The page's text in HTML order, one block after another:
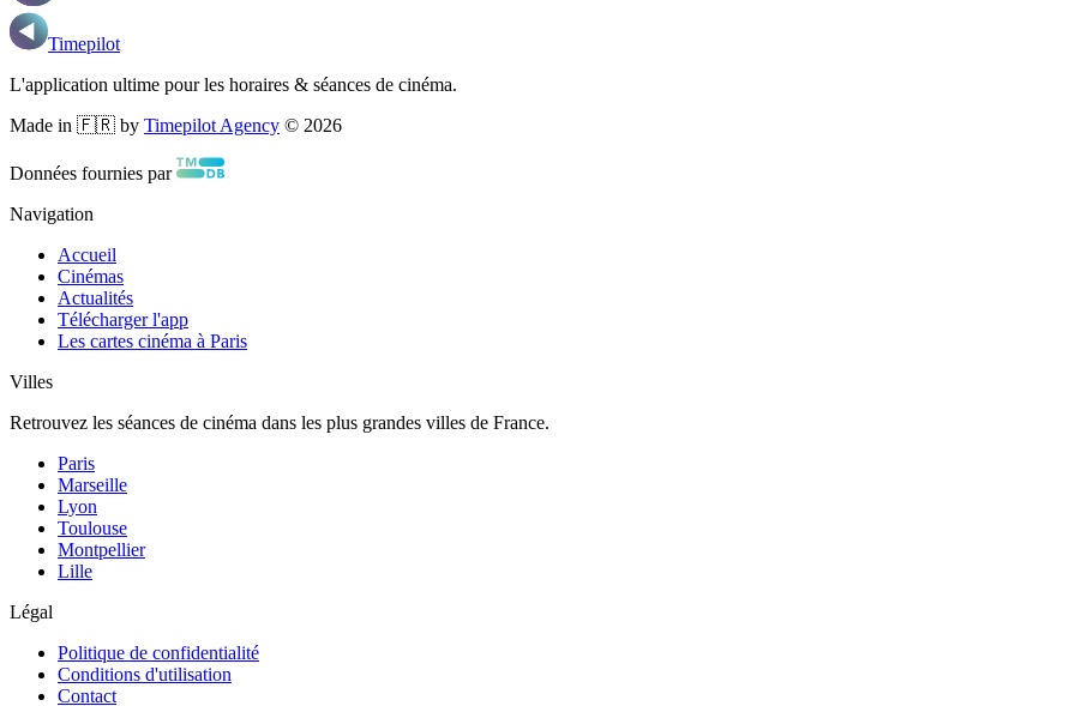
Timepilot
L'application ultime pour les horaires & séances de cinéma.
Made in 🇫🇷 by Timepilot Agency © 2026
Données fournies par
Navigation
Accueil
Cinémas
Actualités
Télécharger l'app
Les cartes cinéma à Paris
Villes
Retrouvez les séances de cinéma dans les plus grandes villes de France.
Paris
Marseille
Lyon
Toulouse
Montpellier
Lille
Légal
Politique de confidentialité
Conditions d'utilisation
Contact